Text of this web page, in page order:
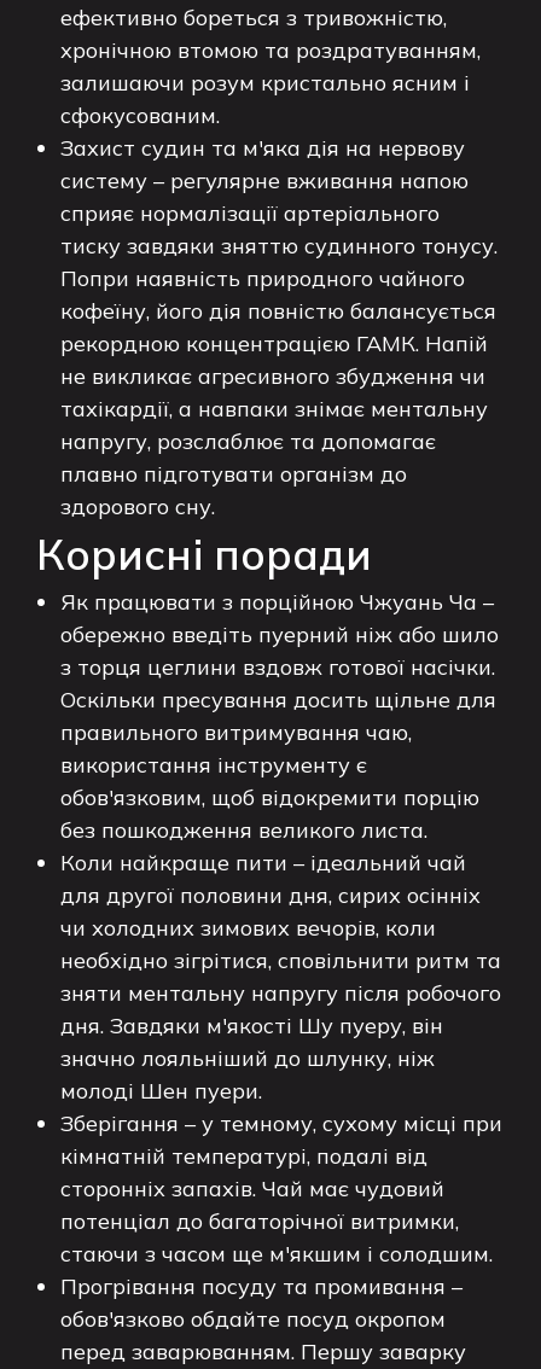
ефективно бореться з тривожністю,
хронічною втомою та роздратуванням,
залишаючи розум кристально ясним і
сфокусованим.
Захист судин та м'яка дія на нервову
систему – регулярне вживання напою
сприяє нормалізації артеріального
тиску завдяки зняттю судинного тонусу.
Попри наявність природного чайного
кофеїну, його дія повністю балансується
рекордною концентрацією ГАМК. Напій
не викликає агресивного збудження чи
тахікардії, а навпаки знімає ментальну
напругу, розслаблює та допомагає
плавно підготувати організм до
здорового сну.
Корисні поради
Як працювати з порційною Чжуань Ча –
обережно введіть пуерний ніж або шило
з торця цеглини вздовж готової насічки.
Оскільки пресування досить щільне для
правильного витримування чаю,
використання інструменту є
обов'язковим, щоб відокремити порцію
без пошкодження великого листа.
Коли найкраще пити – ідеальний чай
для другої половини дня, сирих осінніх
чи холодних зимових вечорів, коли
необхідно зігрітися, сповільнити ритм та
зняти ментальну напругу після робочого
дня. Завдяки м'якості Шу пуеру, він
значно лояльніший до шлунку, ніж
молоді Шен пуери.
Зберігання – у темному, сухому місці при
кімнатній температурі, подалі від
сторонніх запахів. Чай має чудовий
потенціал до багаторічної витримки,
стаючи з часом ще м'якшим і солодшим.
Прогрівання посуду та промивання –
обов'язково обдайте посуд окропом
перед заварюванням. Першу заварку